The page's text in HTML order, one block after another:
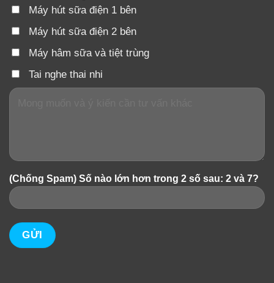
Máy hút sữa điện 1 bên
Máy hút sữa điện 2 bên
Máy hâm sữa và tiệt trùng
Tai nghe thai nhi
(Chống Spam) Số nào lớn hơn trong 2 số sau: 2 và 7?